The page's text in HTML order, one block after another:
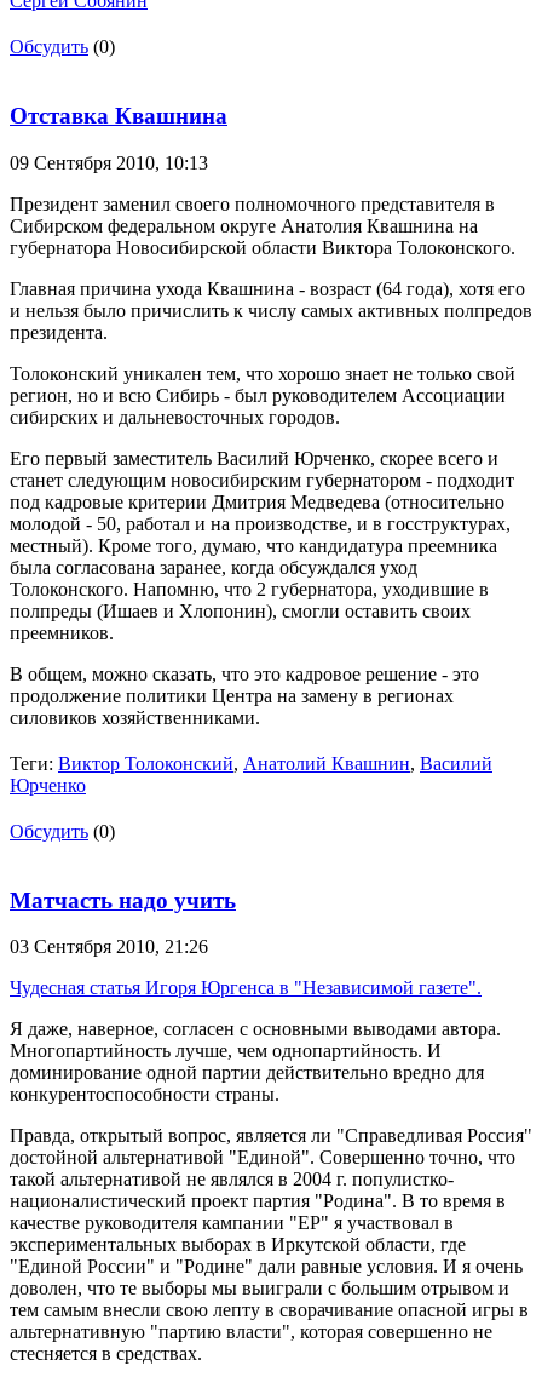
Обсудить (0)
Отставка Квашнина
09 Сентября 2010, 10:13
Президент заменил своего полномочного представителя в
Сибирском федеральном округе Анатолия Квашнина на
губернатора Новосибирской области Виктора Толоконского.
Главная причина ухода Квашнина - возраст (64 года), хотя его
и нельзя было причислить к числу самых активных полпредов
президента.
Толоконский уникален тем, что хорошо знает не только свой
регион, но и всю Сибирь - был руководителем Ассоциации
сибирских и дальневосточных городов.
Его первый заместитель Василий Юрченко, скорее всего и
станет следующим новосибирским губернатором - подходит
под кадровые критерии Дмитрия Медведева (относительно
молодой - 50, работал и на производстве, и в госструктурах,
местный). Кроме того, думаю, что кандидатура преемника
была согласована заранее, когда обсуждался уход
Толоконского. Напомню, что 2 губернатора, уходившие в
полпреды (Ишаев и Хлопонин), смогли оставить своих
преемников.
В общем, можно сказать, что это кадровое решение - это
продолжение политики Центра на замену в регионах
силовиков хозяйственниками.
Теги: Виктор Толоконский, Анатолий Квашнин, Василий
Юрченко
Обсудить (0)
Матчасть надо учить
03 Сентября 2010, 21:26
Чудесная статья Игоря Юргенса в "Независимой газете".
Я даже, наверное, согласен с основными выводами автора.
Многопартийность лучше, чем однопартийность. И
доминирование одной партии действительно вредно для
конкурентоспособности страны.
Правда, открытый вопрос, является ли "Справедливая Россия"
достойной альтернативой "Единой". Совершенно точно, что
такой альтернативой не являлся в 2004 г. популистко-
националистический проект партия "Родина". В то время в
качестве руководителя кампании "ЕР" я участвовал в
экспериментальных выборах в Иркутской области, где
"Единой России" и "Родине" дали равные условия. И я очень
доволен, что те выборы мы выиграли с большим отрывом и
тем самым внесли свою лепту в сворачивание опасной игры в
альтернативную "партию власти", которая совершенно не
стесняется в средствах.